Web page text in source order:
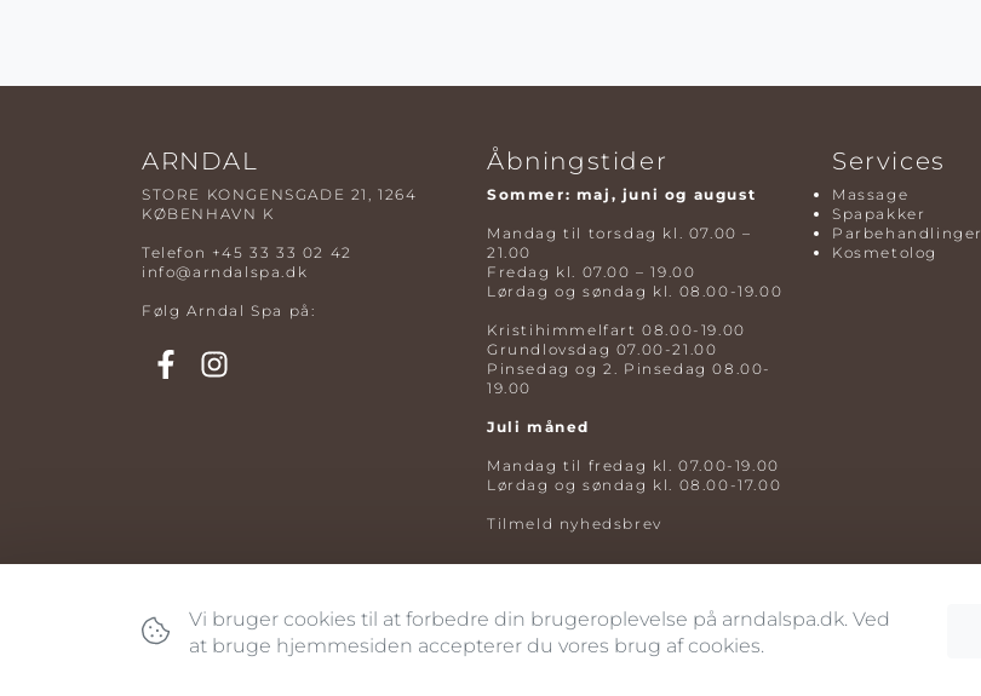
ARNDAL
STORE KONGENSGADE 21, 1264
KØBENHAVN K
Telefon +45 33 33 02 42
info@arndalspa.dk
Følg Arndal Spa på:
Åbningstider
Sommer: maj, juni og august
Mandag til torsdag kl. 07.00 –
21.00
Fredag kl. 07.00 – 19.00
Lørdag og søndag kl. 08.00-19.00
Kristihimmelfart 08.00-19.00
Grundlovsdag 07.00-21.00
Pinsedag og 2. Pinsedag 08.00-
19.00
Juli måned
Mandag til fredag kl. 07.00-19.00
Lørdag og søndag kl. 08.00-17.00
Tilmeld nyhedsbrev
Services
Massage
Spapakker
Parbehandlinger
Kosmetolog
Vi bruger cookies til at forbedre din brugeroplevelse på arndalspa.dk. Ved
at bruge hjemmesiden accepterer du vores brug af cookies.